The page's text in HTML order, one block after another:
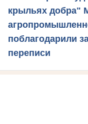
крыльях добра"
поблагодарили
переписи